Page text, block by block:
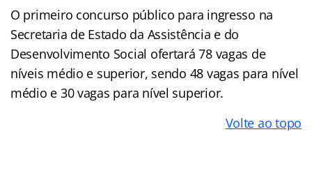
O primeiro concurso público para ingresso na
Secretaria de Estado da Assistência e do
Desenvolvimento Social ofertará 78 vagas de
níveis médio e superior, sendo 48 vagas para nível
médio e 30 vagas para nível superior.
Volte ao topo